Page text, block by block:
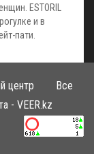
ESTORIL
и в
пати.
центр Все
- VEER.kz